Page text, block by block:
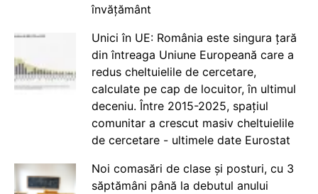
învățământ
Unici în UE: România este singura țară
din întreaga Uniune Europeană care a
redus cheltuielile de cercetare,
calculate pe cap de locuitor, în ultimul
deceniu. Între 2015-2025, spațiul
comunitar a crescut masiv cheltuielile
de cercetare - ultimele date Eurostat
Noi comasări de clase și posturi, cu 3
săptămâni până la debutul anului